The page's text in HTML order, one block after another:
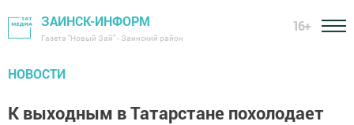
ЗАИНСК-ИНФОРМ
Газета "Новый Зай" - Заинский район
16+
НОВОСТИ
К выходным в Татарстане похолодает